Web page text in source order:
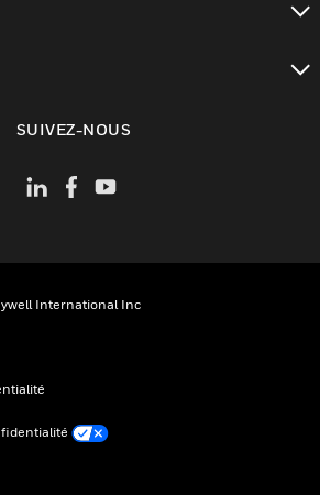
SUIVEZ-NOUS
International Inc